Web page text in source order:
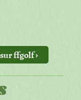
ffgolf